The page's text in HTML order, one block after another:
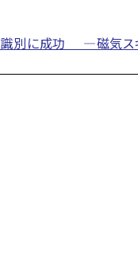
識別に成功 ―磁気ス